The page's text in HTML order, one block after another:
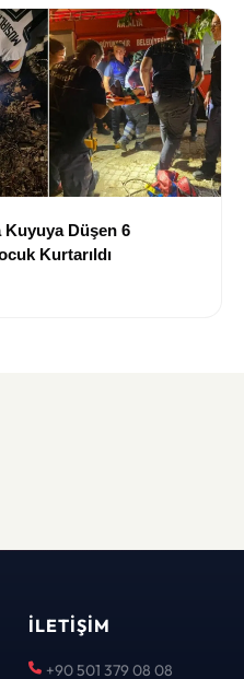
Kuyuya Düşen 6
Kurtarıldı
İLETIŞIM
+90 501 379 08 08